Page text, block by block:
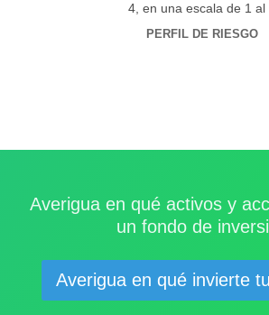
4, en una escala de 1 al
PERFIL DE RIESGO
Averigua en qué activos y
un fondo de
Averigua en qué invierte